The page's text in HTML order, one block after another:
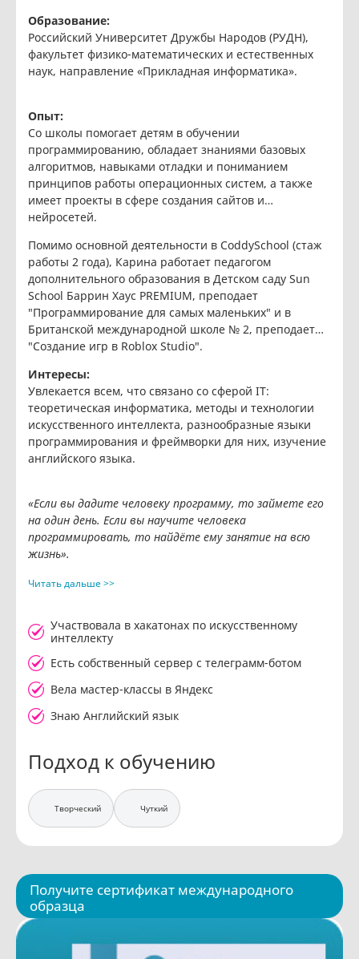
Образование:
Российский Университет Дружбы Народов (РУДН),
факультет физико-математических и естественных
наук, направление «Прикладная информатика».
Опыт:
Со школы помогает детям в обучении
программированию, обладает знаниями базовых
алгоритмов, навыками отладки и пониманием
принципов работы операционных систем, а также
имеет проекты в сфере создания сайтов и
нейросетей.
Помимо основной деятельности в CoddySchool (стаж
работы 2 года), Карина работает педагогом
дополнительного образования в Детском саду Sun
School Баррин Хаус PREMIUM, преподает
"Программирование для самых маленьких" и в
Британской международной школе № 2, преподает
"Создание игр в Roblox Studio".
Интересы:
Увлекается всем, что связано со сферой IT:
теоретическая информатика, методы и технологии
искусственного интеллекта, разнообразные языки
программирования и фреймворки для них, изучение
английского языка.
«Если вы дадите человеку программу, то займете его
на один день. Если вы научите человека
программировать, то найдёте ему занятие на всю
жизнь».
Читать дальше >>
Участвовала в хакатонах по искусственному
интеллекту
Есть собственный сервер с телеграмм-ботом
Вела мастер-классы в Яндекс
Знаю Английский язык
Подход к обучению
Творческий Чуткий
Получите сертификат международного
образца